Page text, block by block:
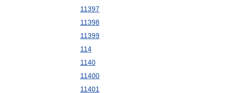
11397
11398
11399
114
1140
11400
11401